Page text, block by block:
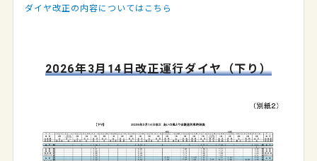
ダイヤ改正の内容についてはこちら
2026年3月14日改正運行ダイヤ（下り）